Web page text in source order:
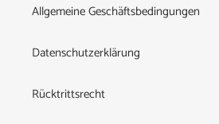
Allgemeine Geschäftsbedingungen
Datenschutzerklärung
Rücktrittsrecht